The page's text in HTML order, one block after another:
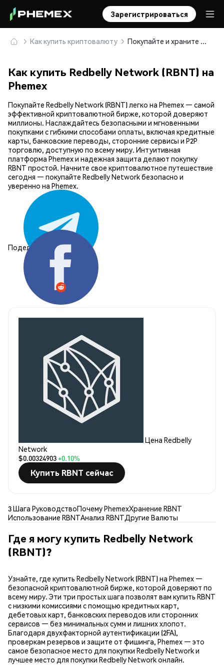
Зарегистрироваться
Как купить криптовалюту Покупайте и храните Redbelly Network (RBNT) безопасно
Как купить Redbelly Network (RBNT) на
Phemex
Покупайте Redbelly Network (RBNT) легко на Phemex — самой
эффективной криптовалютной бирже, которой доверяют
миллионы. Наслаждайтесь безопасными и мгновенными
покупками с гибкими способами оплаты, включая кредитные
карты, банковские переводы, сторонние сервисы и P2P
торговлю, доступную по всему миру. Интуитивная
платформа Phemex и надежная защита делают покупку
RBNT простой. Начните свое криптовалютное путешествие
сегодня — покупайте Redbelly Network безопасно и
уверенно на Phemex.
Поделиться:
Цена Redbelly
Network
$0.00324903+0.10%
Купить RBNT сейчас
3 Шага РуководствоПочему PhemexХранение RBNT
Использование RBNTАнализ RBNTДругие Валюты
Где я могу купить Redbelly Network
(RBNT)?
Узнайте, где купить Redbelly Network (RBNT) на Phemex —
безопасной криптовалютной бирже, которой доверяют по
всему миру. Эти три простых шага позволят вам купить RBNT
с низкими комиссиями с помощью кредитных карт,
дебетовых карт, банковских переводов или сторонних
сервисов — без минимальных сумм и лишних хлопот.
Благодаря двухфакторной аутентификации (2FA),
проверкам резервов и защите от фишинга, Phemex — это
самое безопасное место для покупки Redbelly Network и
лучшее место для покупки Redbelly Network онлайн.